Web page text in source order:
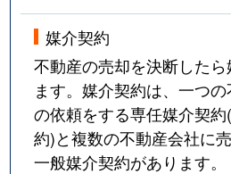
媒介契約
不動産の売却を決断した
ます。媒介契約は、一つ
の依頼をする専任媒介契
約)と複数の不動産会社に
一般媒介契約があります。